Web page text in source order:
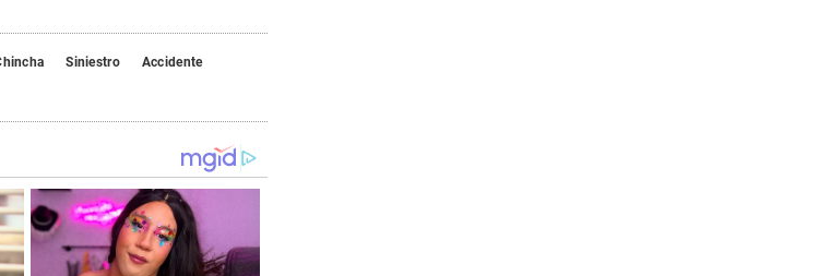
Siniestro
Accidente